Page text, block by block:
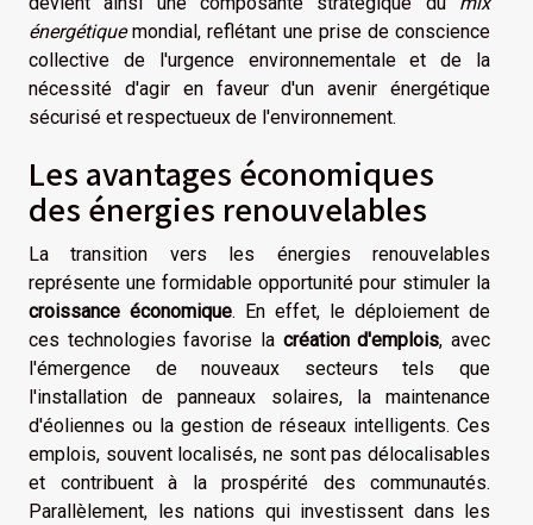
énergétiquemondial, reflétant une prise de conscience
collective de l'urgence environnementale et de la
nécessité d'agir en faveur d'un avenir énergétique
sécurisé et respectueux de l'environnement.
Les avantages économiques
des énergies renouvelables
La transition vers les énergies renouvelables
représente une formidable opportunité pour stimuler la
croissance économique. En effet, le déploiement de
ces technologies favorise la création d'emplois, avec
l'émergence de nouveaux secteurs tels que
l'installation de panneaux solaires, la maintenance
d'éoliennes ou la gestion de réseaux intelligents. Ces
emplois, souvent localisés, ne sont pas délocalisables
et contribuent à la prospérité des communautés.
Parallèlement, les nations qui investissent dans les